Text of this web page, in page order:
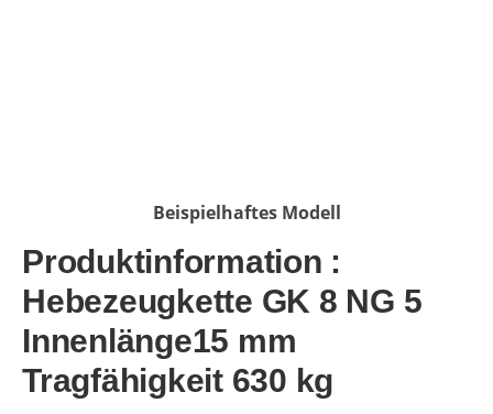
Beispielhaftes Modell
Produktinformation :
Hebezeugkette GK 8 NG 5
Innenlänge15 mm
Tragfähigkeit 630 kg